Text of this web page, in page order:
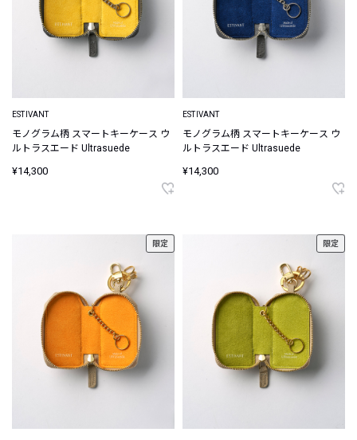
ESTIVANT
モノグラム柄 スマートキーケース ウ
ルトラスエード Ultrasuede
¥14,300
ESTIVANT
モノグラム柄 スマートキーケース ウ
ルトラスエード Ultrasuede
¥14,300
限定 限定